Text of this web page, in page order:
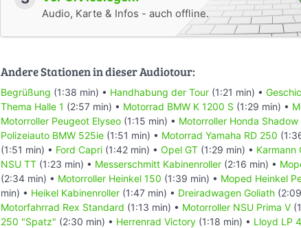
Audio, Karte & Infos - auch offline.
Andere Stationen in dieser Audiotour:
Begrüßung (1:38 min) • Handhabung der Tour (1:21 min) •
Thema Halle 1 (2:57 min) • Motorrad BMW K 1200 S (1:29 min) •
Motorroller Peugeot Elyseo (1:15 min) • Motorroller Honda Shadow
Polizeiauto BMW 525ie (1:51 min) • Motorrad Yamaha RD 250
(1:51 min) • Ford Capri (1:42 min) • Opel GT (1:29 min) • Karmann
NSU TT (1:23 min) • Messerschmitt Kabinenroller (2:16 min) •
(2:34 min) • Motorroller Heinkel 150 (1:39 min) • Moped Heinkel
min) • Heikel Kabinenroller (1:47 min) • Dreiradwagen Goliath
Motorfahrrad Rex Standard (1:13 min) • Motorroller NSU Prima V
250 "Spatz" (2:30 min) • Herrenrad Victory (1:18 min) • Lloyd LP